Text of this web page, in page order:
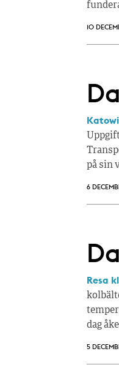
10
på sin
6
Resa
dag
5